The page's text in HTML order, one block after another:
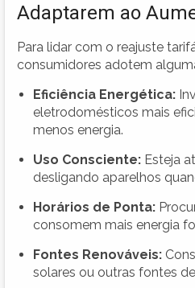
Adaptarem ao
Para lidar com o reajuste
consumidores adotem
Eficiência Energética:
eletrodomésticos mais
menos energia.
Uso Consciente: Esteja
desligando aparelhos
Horários de Ponta:
consomem mais energia
Fontes Renováveis:
solares ou outras fontes